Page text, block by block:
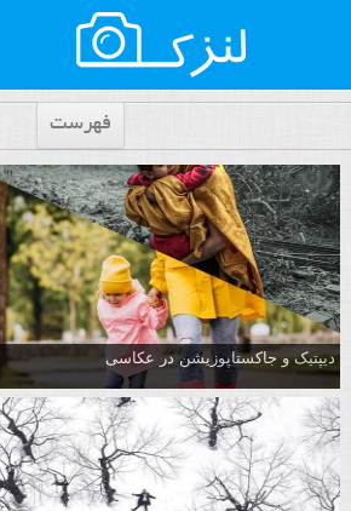
فهرست
دیپتیک و جاکستا‌پوزیشن در عکاسی